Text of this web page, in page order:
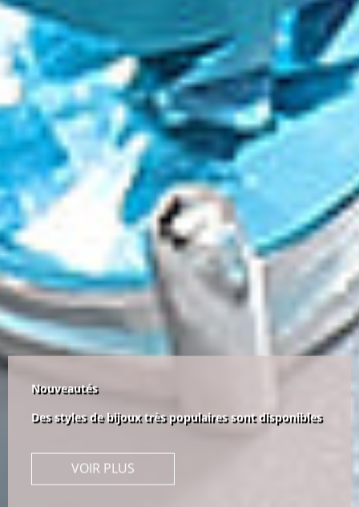
Nouveautés
Des styles de bijoux très populaires sont disponibles
VOIR PLUS